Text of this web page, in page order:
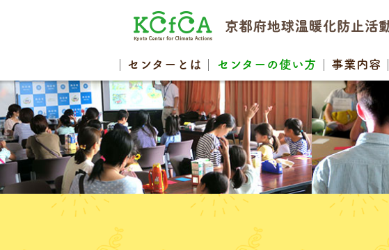
センター とは センターの使い方 事業内容